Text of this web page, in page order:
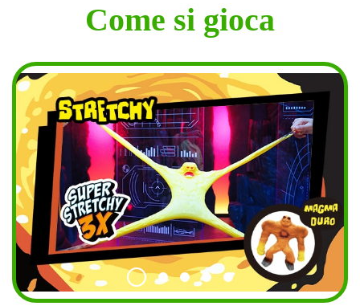
Come si gioca
STRETCHY
MAGMA DEFORMATION
MAGMA ATTACK
LAVA BOMB
LAVA VORTEX